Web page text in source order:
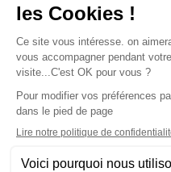
olympique-et-lyonnais.com
L'application Iphone
Les cookies
Gestion des cookies